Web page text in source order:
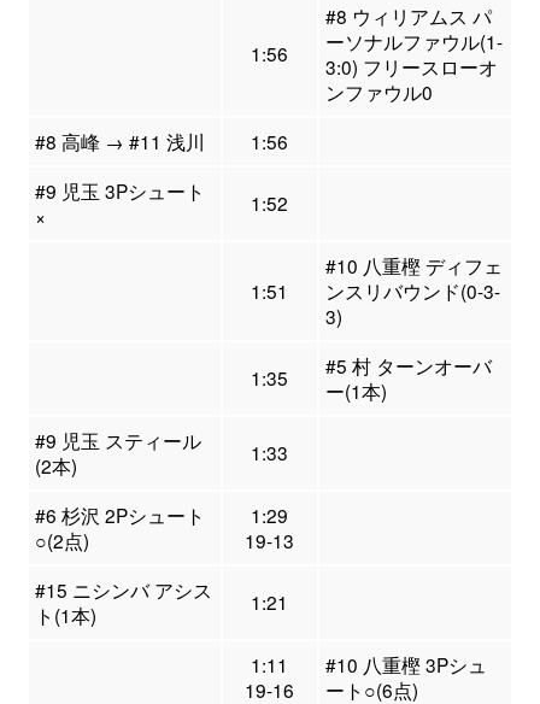
1:56
#8 ウィリアムス パ
ーソナルファウル(1-
3:0) フリースローオ
ンファウル0
#8 高峰 → #11 浅川
1:56
#9 児玉 3Pシュート
×
1:52
1:51
#10 八重樫 ディフェ
ンスリバウンド(0-3-
3)
1:35
#5 村 ターンオーバ
ー(1本)
#9 児玉 スティール
(2本)
1:33
#6 杉沢 2Pシュート
○(2点)
1:29
19-13
#15 ニシンバ アシス
ト(1本)
1:21
1:11
19-16
#10 八重樫 3Pシュ
ート○(6点)